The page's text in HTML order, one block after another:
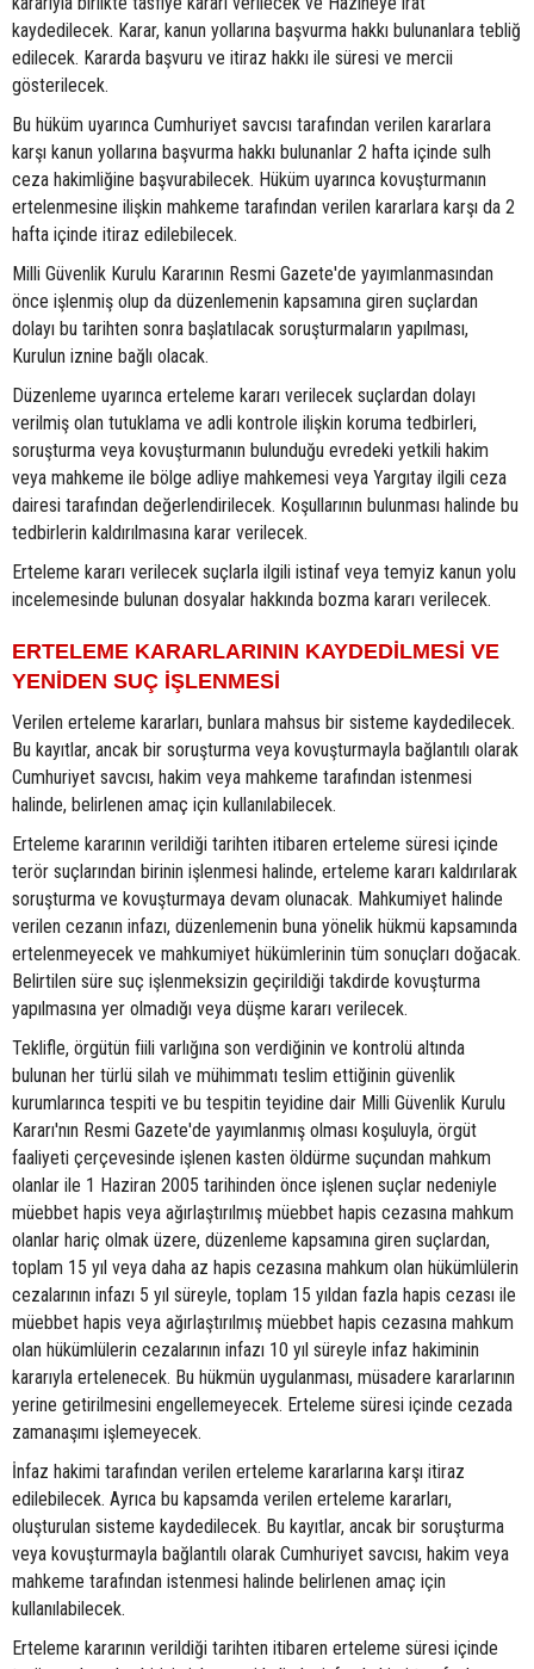
kaydedilecek. Karar, kanun yollarına başvurma hakkı bulunanlara tebliğ
edilecek. Kararda başvuru ve itiraz hakkı ile süresi ve mercii
gösterilecek.
Bu hüküm uyarınca Cumhuriyet savcısı tarafından verilen kararlara
karşı kanun yollarına başvurma hakkı bulunanlar 2 hafta içinde sulh
ceza hakimliğine başvurabilecek. Hüküm uyarınca kovuşturmanın
ertelenmesine ilişkin mahkeme tarafından verilen kararlara karşı da 2
hafta içinde itiraz edilebilecek.
Milli Güvenlik Kurulu Kararının Resmi Gazete'de yayımlanmasından
önce işlenmiş olup da düzenlemenin kapsamına giren suçlardan
dolayı bu tarihten sonra başlatılacak soruşturmaların yapılması,
Kurulun iznine bağlı olacak.
Düzenleme uyarınca erteleme kararı verilecek suçlardan dolayı
verilmiş olan tutuklama ve adli kontrole ilişkin koruma tedbirleri,
soruşturma veya kovuşturmanın bulunduğu evredeki yetkili hakim
veya mahkeme ile bölge adliye mahkemesi veya Yargıtay ilgili ceza
dairesi tarafından değerlendirilecek. Koşullarının bulunması halinde bu
tedbirlerin kaldırılmasına karar verilecek.
Erteleme kararı verilecek suçlarla ilgili istinaf veya temyiz kanun yolu
incelemesinde bulunan dosyalar hakkında bozma kararı verilecek.
ERTELEME KARARLARININ KAYDEDİLMESİ VE
YENİDEN SUÇ İŞLENMESİ
Verilen erteleme kararları, bunlara mahsus bir sisteme kaydedilecek.
Bu kayıtlar, ancak bir soruşturma veya kovuşturmayla bağlantılı olarak
Cumhuriyet savcısı, hakim veya mahkeme tarafından istenmesi
halinde, belirlenen amaç için kullanılabilecek.
Erteleme kararının verildiği tarihten itibaren erteleme süresi içinde
terör suçlarından birinin işlenmesi halinde, erteleme kararı kaldırılarak
soruşturma ve kovuşturmaya devam olunacak. Mahkumiyet halinde
verilen cezanın infazı, düzenlemenin buna yönelik hükmü kapsamında
ertelenmeyecek ve mahkumiyet hükümlerinin tüm sonuçları doğacak.
Belirtilen süre suç işlenmeksizin geçirildiği takdirde kovuşturma
yapılmasına yer olmadığı veya düşme kararı verilecek.
Teklifle, örgütün fiili varlığına son verdiğinin ve kontrolü altında
bulunan her türlü silah ve mühimmatı teslim ettiğinin güvenlik
kurumlarınca tespiti ve bu tespitin teyidine dair Milli Güvenlik Kurulu
Kararı'nın Resmi Gazete'de yayımlanmış olması koşuluyla, örgüt
faaliyeti çerçevesinde işlenen kasten öldürme suçundan mahkum
olanlar ile 1 Haziran 2005 tarihinden önce işlenen suçlar nedeniyle
müebbet hapis veya ağırlaştırılmış müebbet hapis cezasına mahkum
olanlar hariç olmak üzere, düzenleme kapsamına giren suçlardan,
toplam 15 yıl veya daha az hapis cezasına mahkum olan hükümlülerin
cezalarının infazı 5 yıl süreyle, toplam 15 yıldan fazla hapis cezası ile
müebbet hapis veya ağırlaştırılmış müebbet hapis cezasına mahkum
olan hükümlülerin cezalarının infazı 10 yıl süreyle infaz hakiminin
kararıyla ertelenecek. Bu hükmün uygulanması, müsadere kararlarının
yerine getirilmesini engellemeyecek. Erteleme süresi içinde cezada
zamanaşımı işlemeyecek.
İnfaz hakimi tarafından verilen erteleme kararlarına karşı itiraz
edilebilecek. Ayrıca bu kapsamda verilen erteleme kararları,
oluşturulan sisteme kaydedilecek. Bu kayıtlar, ancak bir soruşturma
veya kovuşturmayla bağlantılı olarak Cumhuriyet savcısı, hakim veya
mahkeme tarafından istenmesi halinde belirlenen amaç için
kullanılabilecek.
Erteleme kararının verildiği tarihten itibaren erteleme süresi içinde